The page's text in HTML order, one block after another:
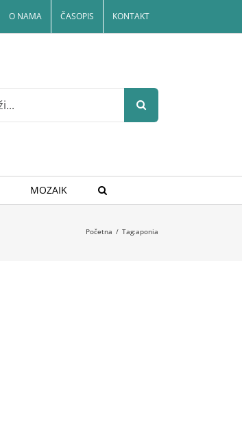
O NAMA ČASOPIS KONTAKT
MOZAIK
Početna / Tag:aponia